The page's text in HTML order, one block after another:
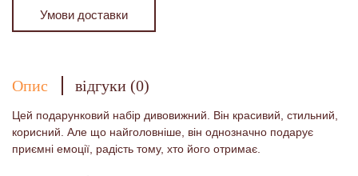
Умови доставки
Опис відгуки (0)
Цей подарунковий набір дивовижний. Він красивий, стильний,
корисний. Але що найголовніше, він однозначно подарує
приємні емоції, радість тому, хто його отримає.